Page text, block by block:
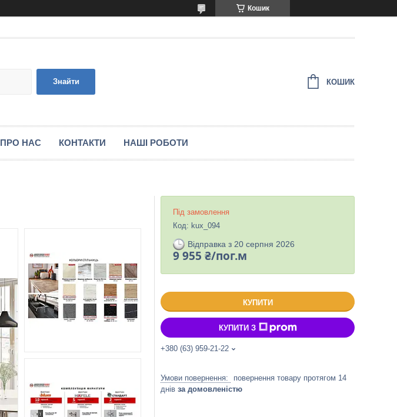
Кошик
Знайти КОШИК
ПРО НАС КОНТАКТИ НАШІ РОБОТИ
Під замовлення
Код: kux_094
Відправка з 20 серпня 2026
9 955 ₴/пог.м
КУПИТИ
КУПИТИ З
+380 (63) 959-21-22
повернення товару протягом 14
днів за домовленістю